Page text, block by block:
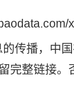
传播， 中
完整链接。